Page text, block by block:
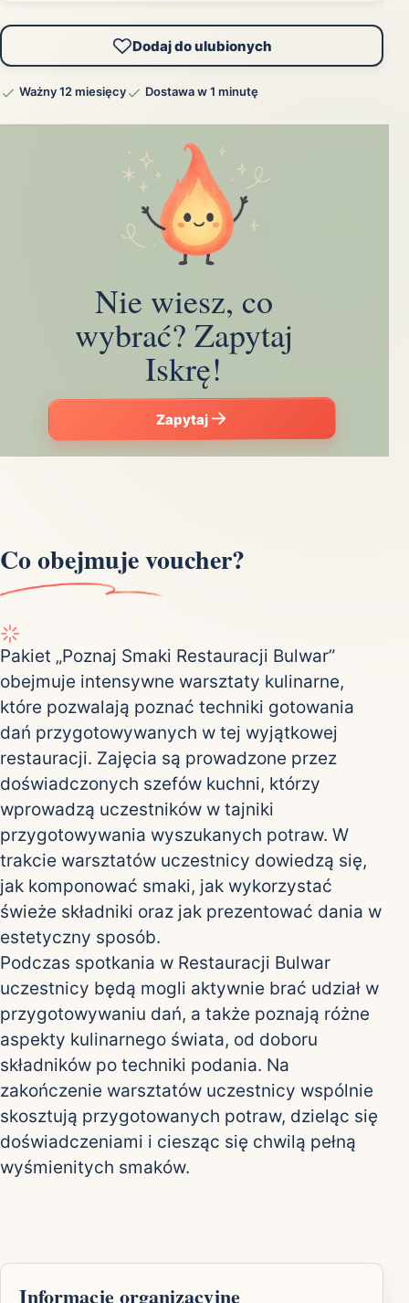
Dodaj do ulubionych
Ważny 12 miesięcy Dostawa w 1 minutę
Nie wiesz, co
wybrać? Zapytaj
Iskrę!
Zapytaj
Co obejmuje voucher?
Pakiet „Poznaj Smaki Restauracji Bulwar”
obejmuje intensywne warsztaty kulinarne,
które pozwalają poznać techniki gotowania
dań przygotowywanych w tej wyjątkowej
restauracji. Zajęcia są prowadzone przez
doświadczonych szefów kuchni, którzy
wprowadzą uczestników w tajniki
przygotowywania wyszukanych potraw. W
trakcie warsztatów uczestnicy dowiedzą się,
jak komponować smaki, jak wykorzystać
świeże składniki oraz jak prezentować dania w
estetyczny sposób.
Podczas spotkania w Restauracji Bulwar
uczestnicy będą mogli aktywnie brać udział w
przygotowywaniu dań, a także poznają różne
aspekty kulinarnego świata, od doboru
składników po techniki podania. Na
zakończenie warsztatów uczestnicy wspólnie
skosztują przygotowanych potraw, dzieląc się
doświadczeniami i ciesząc się chwilą pełną
wyśmienitych smaków.
Informacje organizacyjne